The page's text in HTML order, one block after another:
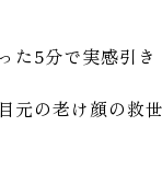
た5分で実感引き
元の老け顔の救